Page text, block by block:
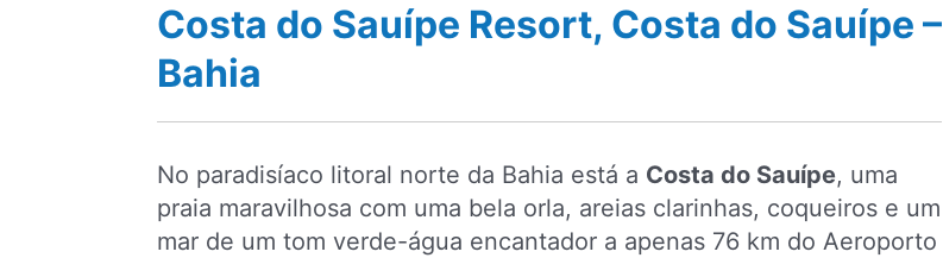
Costa do Sauípe Resort, Costa do Sauípe –
Bahia
No paradisíaco litoral norte da Bahia está a Costa do Sauípe, uma
praia maravilhosa com uma bela orla, areias clarinhas, coqueiros e um
mar de um tom verde-água encantador a apenas 76 km do Aeroporto